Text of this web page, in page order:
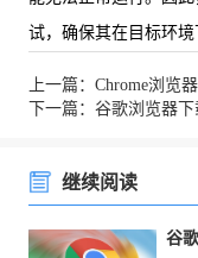
试，确保其在目标环境
上一篇：Chrome浏览
下一篇：谷歌浏览器
继续阅读
谷